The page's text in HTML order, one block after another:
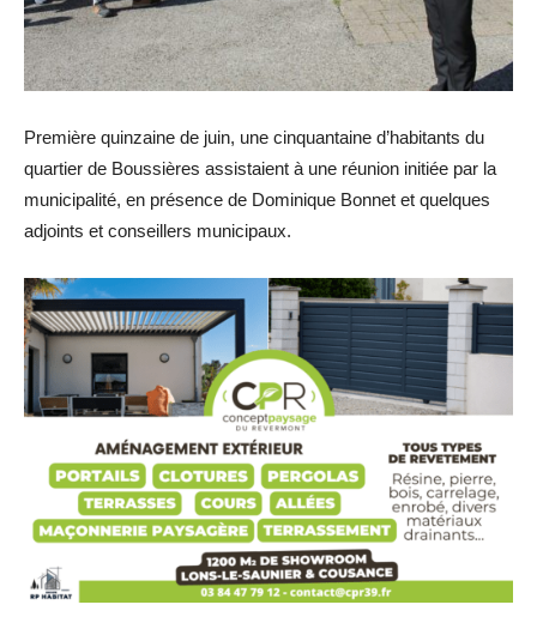
Première quinzaine de juin, une cinquantaine d’habitants du
quartier de Boussières assistaient à une réunion initiée par la
municipalité, en présence de Dominique Bonnet et quelques
adjoints et conseillers municipaux.